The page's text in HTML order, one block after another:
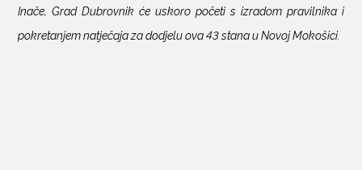
Inače, Grad Dubrovnik će uskoro početi s izradom pravilnika i
pokretanjem natječaja za dodjelu ova 43 stana u Novoj Mokošici.